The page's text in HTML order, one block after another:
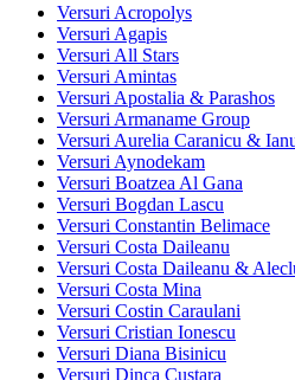
Versuri Acropolys
Versuri Agapis
Versuri All Stars
Versuri Amintas
Versuri Apostalia & Parashos
Versuri Armaname Group
Versuri Aurelia Caranicu &
Versuri Aynodekam
Versuri Boatzea Al Gana
Versuri Bogdan Lascu
Versuri Constantin Belimace
Versuri Costa Daileanu
Versuri Costa Daileanu &
Versuri Costa Mina
Versuri Costin Caraulani
Versuri Cristian Ionescu
Versuri Diana Bisinicu
Versuri Dinca Custara